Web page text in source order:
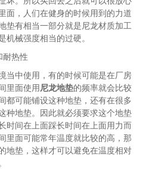
面，人们在健身的时候用到的力道
垫有相当一部分就是尼龙材质加工
械强度相当的过硬。
热性
中使用，有的时候可能是在厂房
里面使用尼龙地垫的频率就会比较
都可能铺设这种地垫，还有在很多
种地垫。因此就必须要求这个地垫
时间在上面踩长时间在上面用力而
里面可能常年温度就比较的高，那
地垫，这样才可以避免在温度相对